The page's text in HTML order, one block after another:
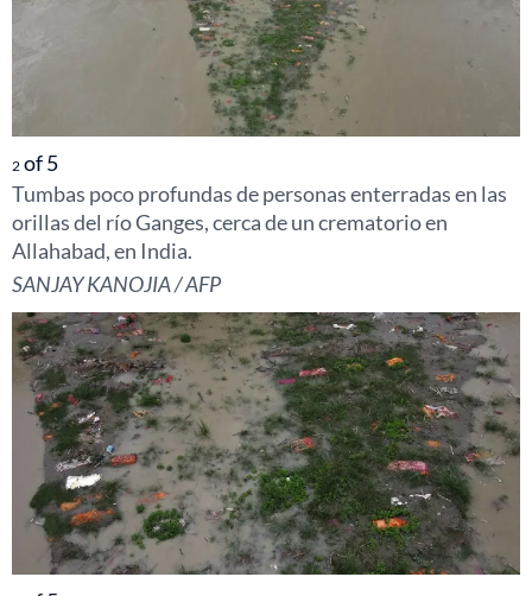
2 of5
Tumbas poco profundas de personas enterradas en las
orillas del río Ganges, cerca de un crematorio en
Allahabad, en India.
SANJAY KANOJIA / AFP